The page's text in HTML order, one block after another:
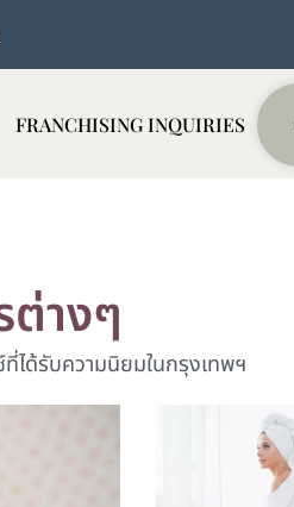
FRANCHISING INQUIRIES
ต่างๆ
ได้รับความนิยมในกรุงเทพฯ